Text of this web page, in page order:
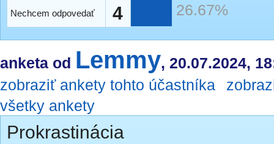
Nechcem odpovedať 4 26.67%
anketa od Lemmy, 20.07.2024,
zobraziť ankety tohto účastníka
všetky ankety
Prokrastinácia